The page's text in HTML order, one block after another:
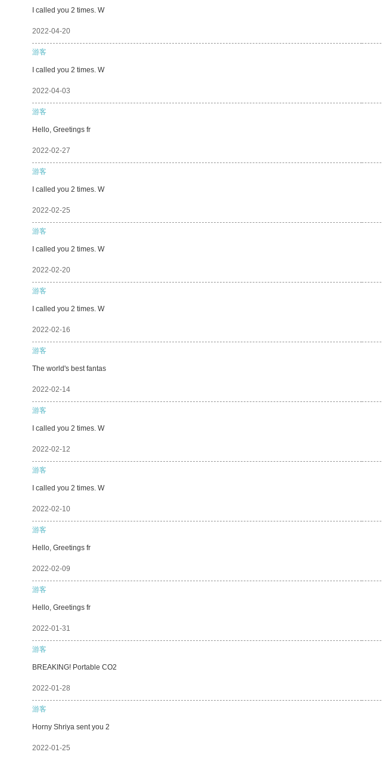
I called you 2 times. W
2022-04-20
游客
I called you 2 times. W
2022-04-03
游客
Hello, Greetings fr
2022-02-27
游客
I called you 2 times. W
2022-02-25
游客
I called you 2 times. W
2022-02-20
游客
I called you 2 times. W
2022-02-16
游客
The world's best fantas
2022-02-14
游客
I called you 2 times. W
2022-02-12
游客
I called you 2 times. W
2022-02-10
游客
Hello, Greetings fr
2022-02-09
游客
Hello, Greetings fr
2022-01-31
游客
BREAKING! Portable CO2
2022-01-28
游客
Horny Shriya sent you 2
2022-01-25